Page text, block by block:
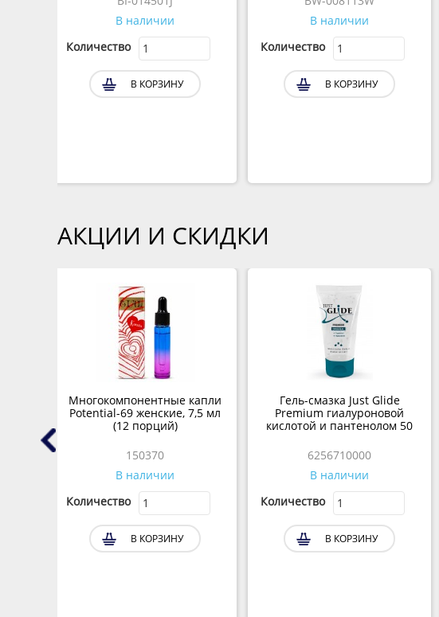
В наличии
Количество
В КОРЗИНУ
В наличии
Количество
В КОРЗИНУ
АКЦИИ И СКИДКИ
Многокомпонентные капли
Potential-69 женские, 7,5 мл
(12 порций)
150370
В наличии
Количество
В КОРЗИНУ
Гель-смазка Just Glide
Premium гиалуроновой
кислотой и пантенолом 50
6256710000
В наличии
Количество
В КОРЗИНУ